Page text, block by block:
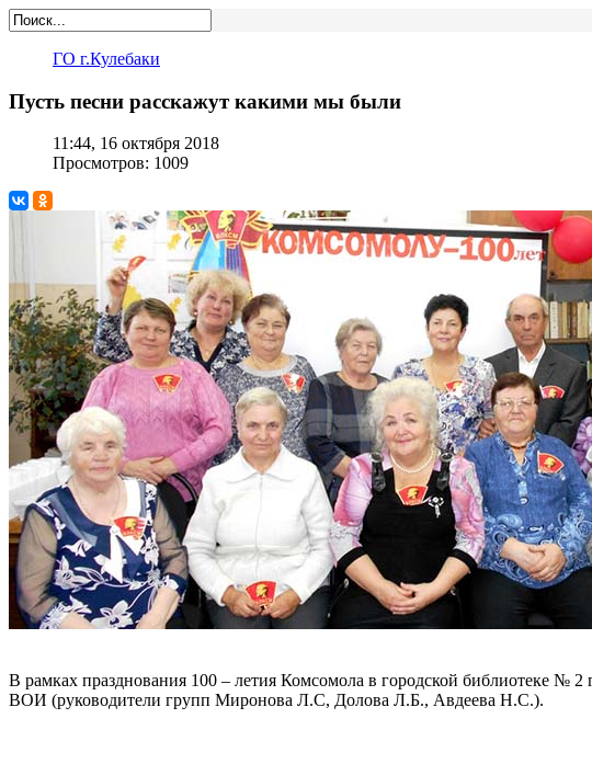
ГО г.Кулебаки
Пусть песни расскажут какими мы были
11:44, 16 октября 2018
Просмотров: 1009
В рамках празднования 100 – летия Комсомола в городской библиотеке №
ВОИ (руководители групп Миронова Л.С, Долова Л.Б., Авдеева Н.С.).